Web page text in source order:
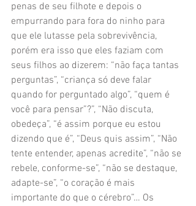
penas de seu filhote e depois o
empurrando para fora do ninho para
que ele lutasse pela sobrevivência,
porém era isso que eles faziam com
seus filhos ao dizerem: “não faça tantas
perguntas”, “criança só deve falar
quando for perguntado algo”, “quem é
você para pensar”?”, “Não discuta,
obedeça”, “é assim porque eu estou
dizendo que é”, “Deus quis assim”, “Não
tente entender, apenas acredite”, “não se
rebele, conforme-se”, “não se destaque,
adapte-se”, “o coração é mais
importante do que o cérebro”… Os